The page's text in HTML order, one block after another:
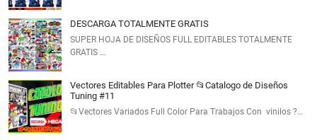
DESCARGA TOTALMENTE GRATIS
SUPER HOJA DE DISEÑOS FULL EDITABLES TOTALMENTE
GRATIS …
Vectores Editables Para Plotter 📂Catalogo de Diseños
Tuning #11
📂Vectores Variados Full Color Para Trabajos Con vinilos ?…